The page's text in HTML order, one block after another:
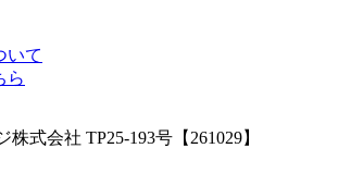
いて
ら
式会社 TP25-193号【261029】